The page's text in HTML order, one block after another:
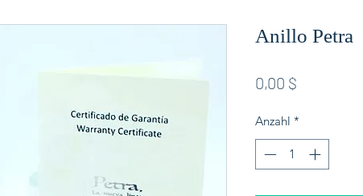
Anillo Petra
0,00 $
Anzahl *